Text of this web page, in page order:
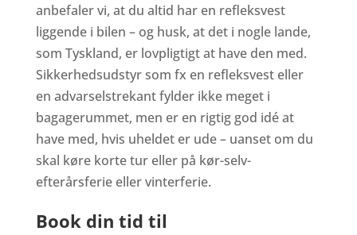
anbefaler vi, at du altid har en refleksvest
liggende i bilen – og husk, at det i nogle lande,
som Tyskland, er lovpligtigt at have den med.
Sikkerhedsudstyr som fx en refleksvest eller
en advarselstrekant fylder ikke meget i
bagagerummet, men er en rigtig god idé at
have med, hvis uheldet er ude – uanset om du
skal køre korte tur eller på kør-selv-
efterårsferie eller vinterferie.
Book din tid til